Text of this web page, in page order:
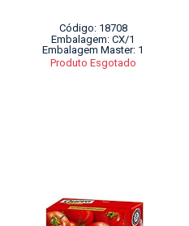
Código: 18708
Embalagem: CX/1
Embalagem Master: 1
Produto Esgotado